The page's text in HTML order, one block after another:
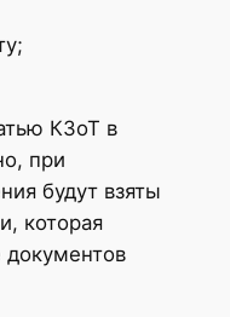
КЗоТ в
при
будут взяты
которая